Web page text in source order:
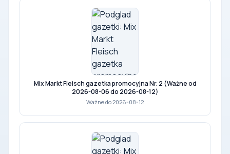
Mix Markt Fleisch gazetka promocyjna Nr. 2 (Ważne od
2026-08-06 do 2026-08-12)
Ważne do 2026-08-12